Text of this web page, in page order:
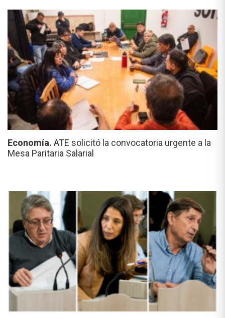
Economía. ATE solicitó la convocatoria urgente a la
Mesa Paritaria Salarial